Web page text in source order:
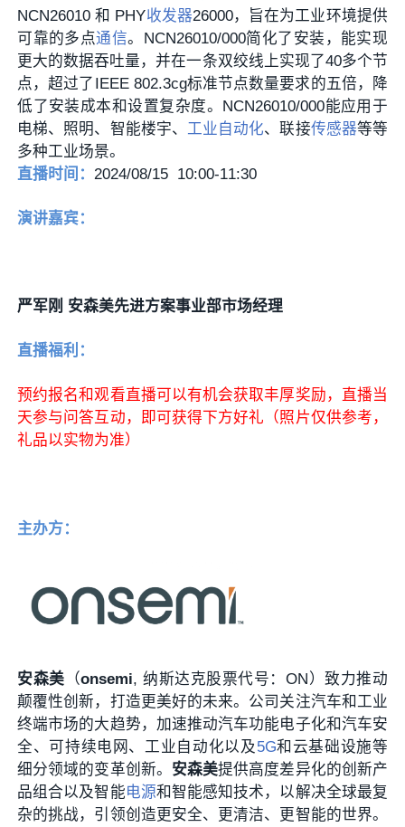
NCN26010 和 PHY收发器26000，旨在为工业环境提供
可靠的多点通信。NCN26010/000简化了安装，能实现
更大的数据吞吐量，并在一条双绞线上实现了40多个节
点，超过了IEEE 802.3cg标准节点数量要求的五倍，降
低了安装成本和设置复杂度。NCN26010/000能应用于
电梯、照明、智能楼宇、 工业自动化、联接传感器等等
多种工业场景。
直播时间： 2024/08/15 10:00-11:30
演讲嘉宾：
严军刚 安森美先进方案事业部市场经理
直播福利：
预约报名和观看直播可以有机会获取丰厚奖励，直播当
天参与问答互动，即可获得下方好礼（照片仅供参考，
礼品以实物为准）
主办方：
安森美 （onsemi, 纳斯达克股票代号：ON）致力推动
颠覆性创新，打造更美好的未来。公司关注汽车和工业
终端市场的大趋势，加速推动汽车功能电子化和汽车安
全、可持续电网、工业自动化以及 5G和云基础设施等
细分领域的变革创新。 安森美提供高度差异化的创新产
品组合以及智能电源和智能感知技术，以解决全球最复
杂的挑战，引领创造更安全、更清洁、更智能的世界。